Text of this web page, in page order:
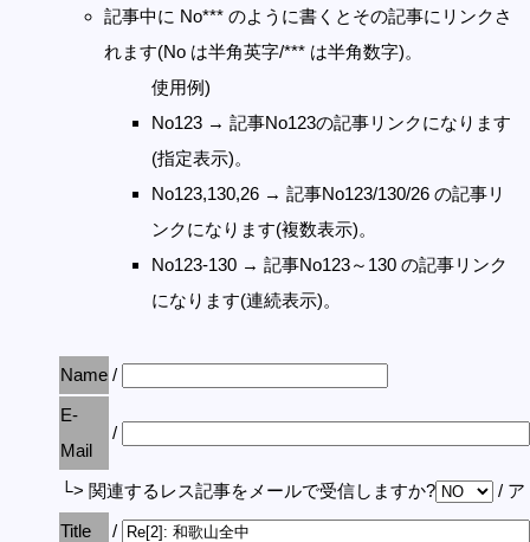
記事中に No*** のように書くとその記事にリンクさ
れます(No は半角英字/*** は半角数字)。
使用例)
No123 → 記事No123の記事リンクになります
(指定表示)。
No123,130,26 → 記事No123/130/26 の記事リ
ンクになります(複数表示)。
No123-130 → 記事No123～130 の記事リンク
になります(連続表示)。
Name /
E-
Mail
/
└> 関連するレス記事をメールで受信しますか?
/ ア
Title
/